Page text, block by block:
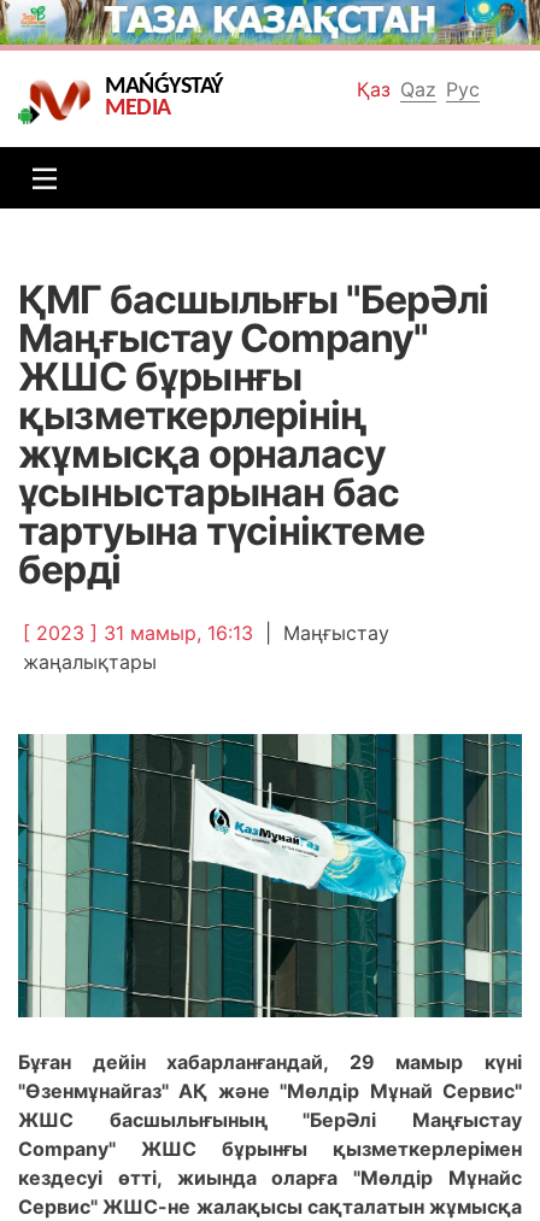
Қаз Qaz Рус
MAŃǴYSTAÝ
MEDIA
ҚМГ басшылығы "БерӘлі
Маңғыстау Company"
ЖШС бұрынғы
қызметкерлерінің
жұмысқа орналасу
ұсыныстарынан бас
тартуына түсініктеме
берді
[ 2023 ] 31 мамыр, 16:13
Маңғыстау
жаңалықтары
Бұған дейін хабарланғандай, 29 мамыр күні
"Өзенмұнайгаз" АҚ және "Мөлдір Мұнай Сервис"
ЖШС басшылығының "БерӘлі Маңғыстау
Company" ЖШС бұрынғы қызметкерлерімен
кездесуі өтті, жиында оларға "Мөлдір Мұнайс
Сервис" ЖШС-не жалақысы сақталатын жұмысқа